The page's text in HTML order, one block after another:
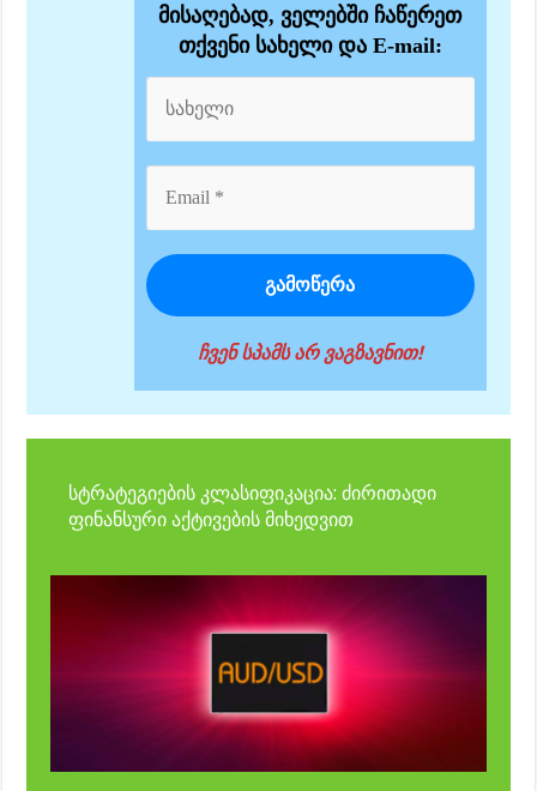
მისაღებად, ველებში ჩაწერეთ
თქვენი სახელი და E-mail:
ჩვენ სპამს არ ვაგზავნით!
სტრატეგიების კლასიფიკაცია: ძირითადი
ფინანსური აქტივების მიხედვით